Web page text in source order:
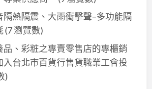
隔熱隔震、大雨衝擊聲–多功能隔
(7 瀏覽數)
品、彩粧之專賣零售店的專櫃銷
入台北市百貨行售貨職業工會投
)